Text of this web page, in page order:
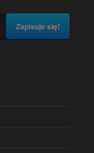
Zapisuje się!